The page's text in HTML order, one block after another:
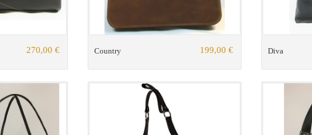
270,00 € Country 199,00 € Diva